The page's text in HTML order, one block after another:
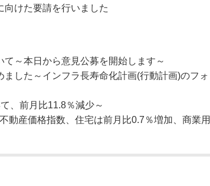
けた要請を行いました
～本日から意見公募を開始します～
した～インフラ長寿命化計画(行動計画)のフォ
、前月比11.8％減少～
動産価格指数、住宅は前月比0.7％増加、商業用